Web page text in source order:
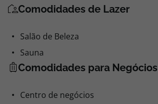
Comodidades de Lazer
Salão de Beleza
Sauna
Comodidades para Negócios
Centro de negócios